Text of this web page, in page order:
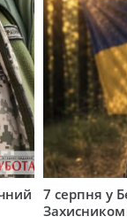
7 серпня у